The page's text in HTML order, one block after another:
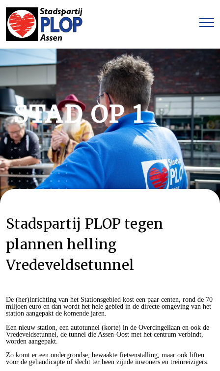
STAD OP 1
Stadspartij PLOP tegen
plannen helling
Vredeveldsetunnel
De (her)inrichting van het Stationsgebied kost een paar centen, rond de 70
miljoen euro en dan wordt het hele gebied in de directe omgeving van het
station aangepakt de komende jaren.
Een nieuw station, een autotunnel (korte) in de Overcingellaan en ook de
Vredeveldsetunnel, de tunnel die Assen-Oost met het centrum verbindt,
worden aangepakt.
Zo komt er een ondergrondse, bewaakte fietsenstalling, maar ook liften
voor de gehandicapte of slecht ter been zijnde inwoners en treinreizigers.